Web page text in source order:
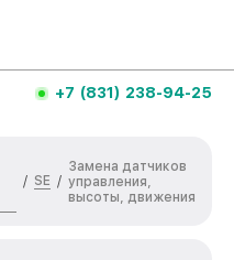
+7 (831) 238-94-25
/ SE /
Замена датчиков
управления,
высоты, движения